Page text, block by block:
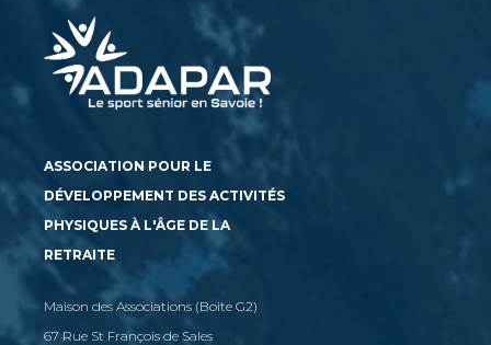
ASSOCIATION POUR LE
DÉVELOPPEMENT DES ACTIVITÉS
PHYSIQUES À L'ÂGE DE LA
RETRAITE
Maison des Associations (Boite G2)
67 Rue St François de Sales